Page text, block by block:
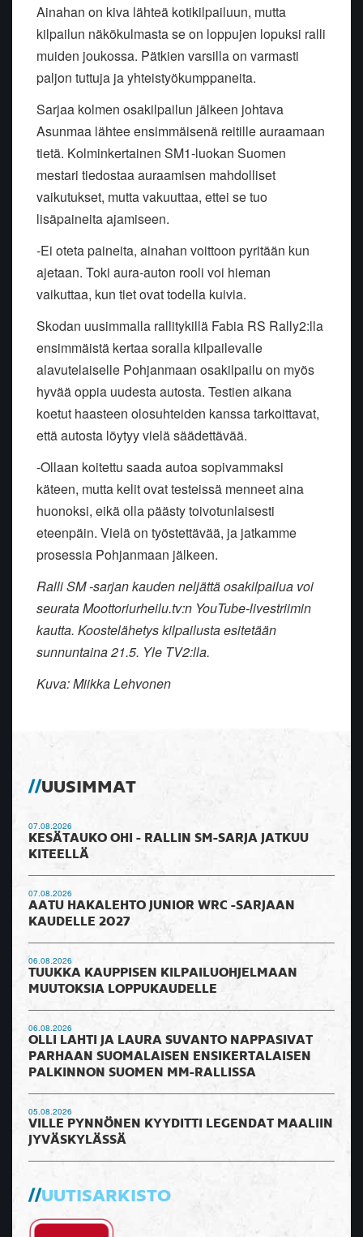
Ainahan on kiva lähteä kotikilpailuun, mutta
kilpailun näkökulmasta se on loppujen lopuksi ralli
muiden joukossa. Pätkien varsilla on varmasti
paljon tuttuja ja yhteistyökumppaneita.
Sarjaa kolmen osakilpailun jälkeen johtava
Asunmaa lähtee ensimmäisenä reitille auraamaan
tietä. Kolminkertainen SM1-luokan Suomen
mestari tiedostaa auraamisen mahdolliset
vaikutukset, mutta vakuuttaa, ettei se tuo
lisäpaineita ajamiseen.
-Ei oteta paineita, ainahan voittoon pyritään kun
ajetaan. Toki aura-auton rooli voi hieman
vaikuttaa, kun tiet ovat todella kuivia.
Skodan uusimmalla rallitykillä Fabia RS Rally2:lla
ensimmäistä kertaa soralla kilpailevalle
alavutelaiselle Pohjanmaan osakilpailu on myös
hyvää oppia uudesta autosta. Testien aikana
koetut haasteen olosuhteiden kanssa tarkoittavat,
että autosta löytyy vielä säädettävää.
-Ollaan koitettu saada autoa sopivammaksi
käteen, mutta kelit ovat testeissä menneet aina
huonoksi, eikä olla päästy toivotunlaisesti
eteenpäin. Vielä on työstettävää, ja jatkamme
prosessia Pohjanmaan jälkeen.
Ralli SM -sarjan kauden neljättä osakilpailua voi
seurata Moottoriurheilu.tv:n YouTube-livestriimin
kautta. Koostelähetys kilpailusta esitetään
sunnuntaina 21.5. Yle TV2:lla.
Kuva:Miikka Lehvonen
UUSIMMAT
07.08.2026
KESÄTAUKO OHI - RALLIN SM-SARJA JATKUU
KITEELLÄ
07.08.2026
AATU HAKALEHTO JUNIOR WRC -SARJAAN
KAUDELLE 2027
06.08.2026
TUUKKA KAUPPISEN KILPAILUOHJELMAAN
MUUTOKSIA LOPPUKAUDELLE
06.08.2026
OLLI LAHTI JA LAURA SUVANTO NAPPASIVAT
PARHAAN SUOMALAISEN ENSIKERTALAISEN
PALKINNON SUOMEN MM-RALLISSA
05.08.2026
VILLE PYNNÖNEN KYYDITTI LEGENDAT MAALIIN
JYVÄSKYLÄSSÄ
UUTISARKISTO